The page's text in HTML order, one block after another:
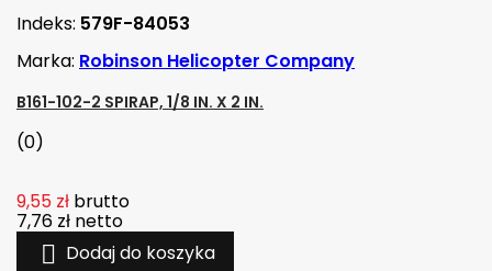
Indeks: 579F-84053
Marka: Robinson Helicopter Company
B161-102-2 SPIRAP, 1/8 IN. X 2 IN.
(0)
9,55 zł brutto
7,76 zł netto
 Dodaj do koszyka